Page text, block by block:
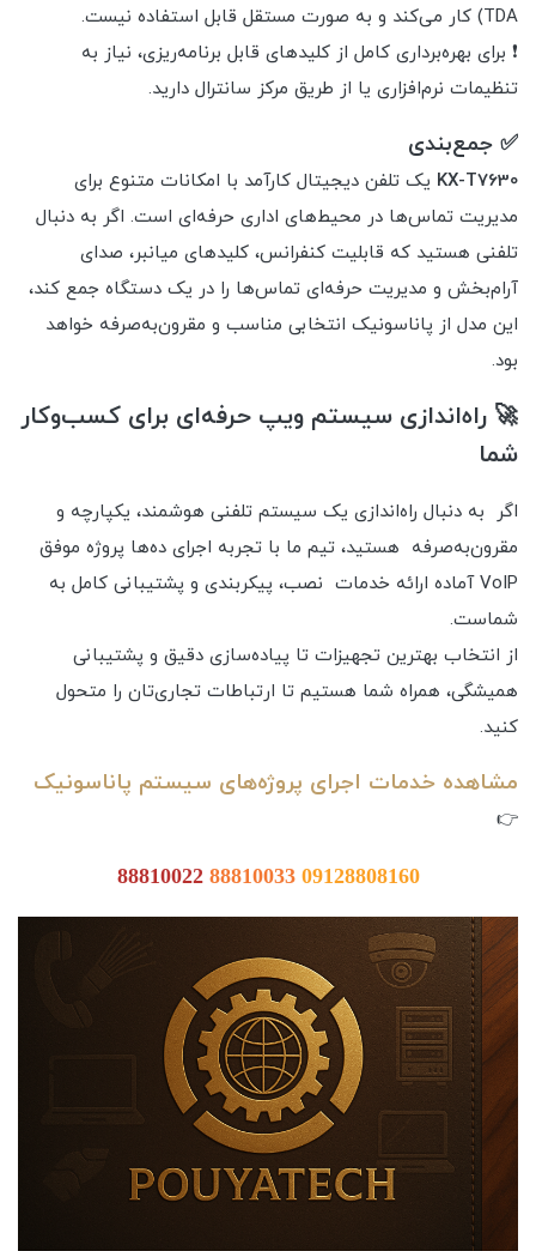
TDA) کار می‌کند و به صورت مستقل قابل استفاده نیست.
❗ برای بهره‌برداری کامل از کلیدهای قابل برنامه‌ریزی، نیاز به
تنظیمات نرم‌افزاری یا از طریق مرکز سانترال دارید.
✅ جمع‌بندی
KX-T7630 یک تلفن دیجیتال کارآمد با امکانات متنوع برای
مدیریت تماس‌ها در محیط‌های اداری حرفه‌ای است. اگر به دنبال
تلفنی هستید که قابلیت کنفرانس، کلیدهای میانبر، صدای
آرام‌بخش و مدیریت حرفه‌ای تماس‌ها را در یک دستگاه جمع کند،
این مدل از پاناسونیک انتخابی مناسب و مقرون‌به‌صرفه خواهد
بود.
🚀 راه‌اندازی سیستم ویپ حرفه‌ای برای کسب‌وکار
شما
اگر به دنبال راه‌اندازی یک سیستم تلفنی هوشمند، یکپارچه و
مقرون‌به‌صرفه هستید، تیم ما با تجربه اجرای ده‌ها پروژه موفق
VoIP آماده ارائه خدمات نصب، پیکربندی و پشتیبانی کامل به
شماست.
از انتخاب بهترین تجهیزات تا پیاده‌سازی دقیق و پشتیبانی
همیشگی، همراه شما هستیم تا ارتباطات تجاری‌تان را متحول
کنید.
مشاهده خدمات اجرای پروژه‌های سیستم پاناسونیک
👉
888100228881003309128808160